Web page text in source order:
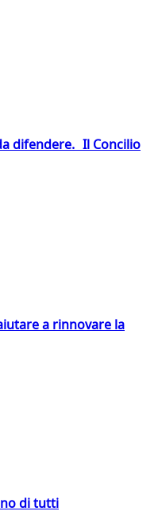
difendere. Il Concilio
a rinnovare la
di tutti